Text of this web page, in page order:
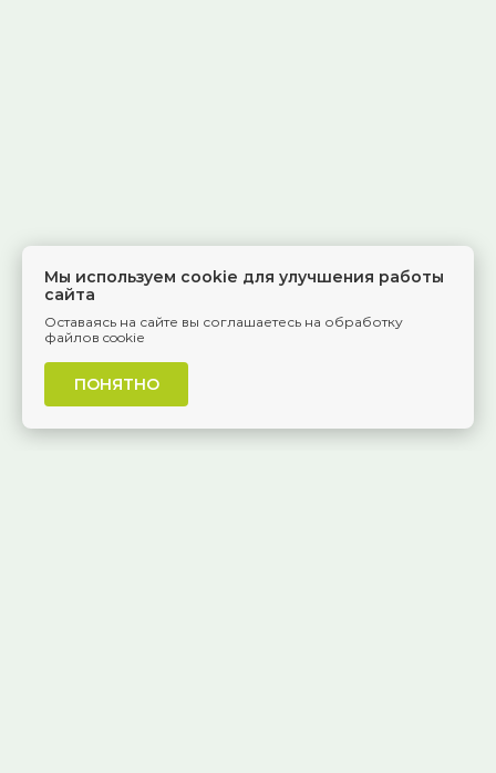
Мы используем cookie для улучшения работы
сайта
Оставаясь на сайте вы соглашаетесь на обработку
файлов cookie
ПОНЯТНО